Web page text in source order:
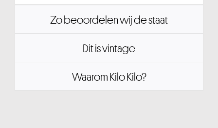
Zo beoordelen wij de staat
Dit is vintage
Waarom Kilo Kilo?